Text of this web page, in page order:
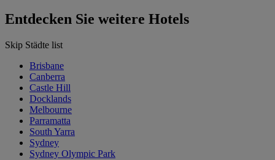
Entdecken Sie weitere Hotels
Skip Städte list
Brisbane
Canberra
Castle Hill
Docklands
Melbourne
Parramatta
South Yarra
Sydney
Sydney Olympic Park